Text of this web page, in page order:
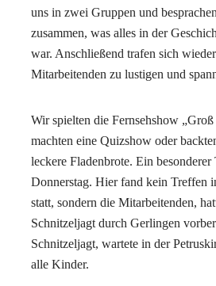
uns in zwei Gruppen und
zusammen, was alles in der
war. Anschließend trafen sich
Mitarbeitenden zu lustigen und
Wir spielten die Fernsehshow
machten eine Quizshow oder
leckere Fladenbrote. Ein besonderer
Donnerstag. Hier fand kein Treffen
statt, sondern die Mitarbeitenden,
Schnitzeljagt durch Gerlingen
Schnitzeljagt, wartete in der
alle Kinder.